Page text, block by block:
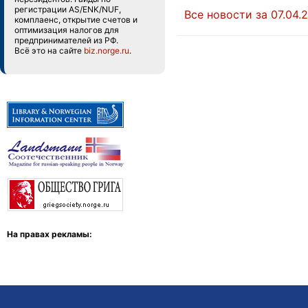
регистрации AS/ENK/NUF,
комплаенс, открытие счетов и
оптимизация налогов для
предпринимателей из РФ.
Всё это на сайте biz.norge.ru.
На правах рекламы:
Все новости за